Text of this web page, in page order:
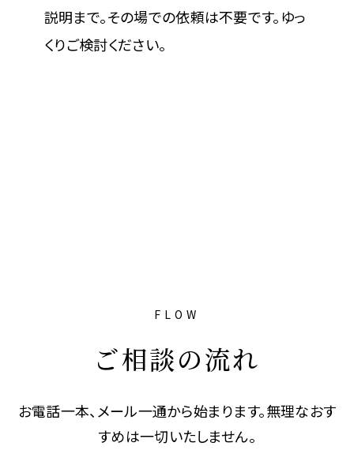
説明まで。その場での依頼は不要です。ゆっ
くりご検討ください。
FLOW
ご相談の流れ
お電話一本、メール一通から始まります。無理なおす
すめは一切いたしません。